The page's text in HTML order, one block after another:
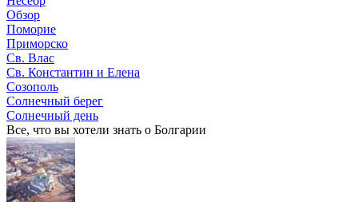
Обзор
Поморие
Приморско
Св. Влас
Св. Константин и Елена
Созополь
Солнечный берег
Солнечный день
Все, что вы хотели знать o Болгарии